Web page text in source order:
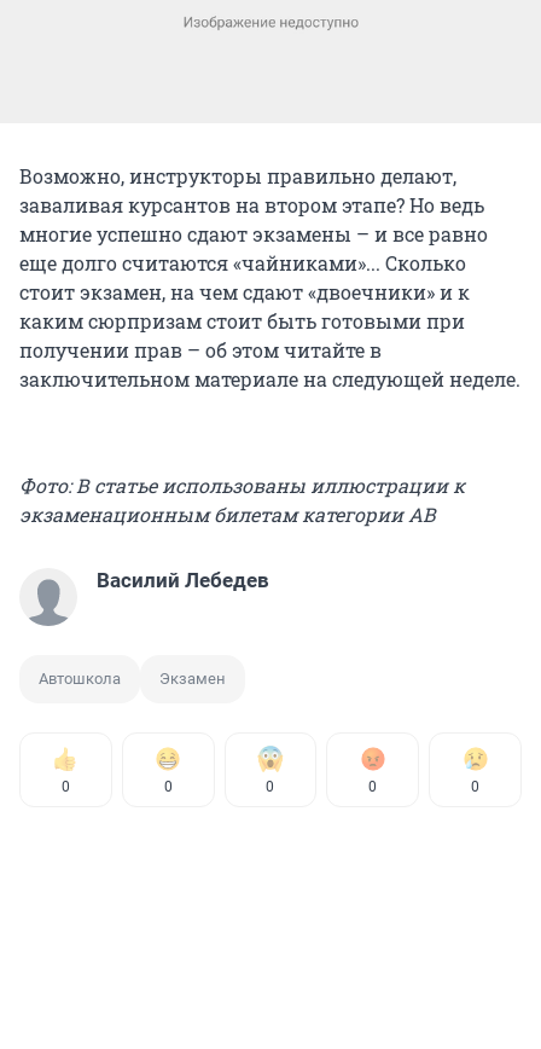
Возможно, инструкторы правильно делают,
заваливая курсантов на втором этапе? Но ведь
многие успешно сдают экзамены – и все равно
еще долго считаются «чайниками»... Сколько
стоит экзамен, на чем сдают «двоечники» и к
каким сюрпризам стоит быть готовыми при
получении прав – об этом читайте в
заключительном материале на следующей неделе.
Фото: В статье использованы иллюстрации к
экзаменационным билетам категории AB
Василий Лебедев
Автошкола Экзамен
0 0 0 0 0